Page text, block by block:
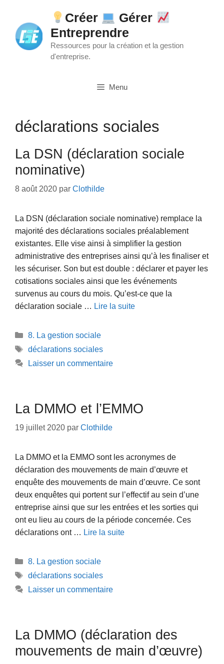
contenu
Créer
Gérer
Entreprendre
Ressources pour la création et la gestion
d'entreprise.
Menu
déclarations sociales
La DSN (déclaration sociale
nominative)
8 août 2020 par Clothilde
La DSN (déclaration sociale nominative) remplace la
majorité des déclarations sociales préalablement
existantes. Elle vise ainsi à simplifier la gestion
administrative des entreprises ainsi qu’à les finaliser et
les sécuriser. Son but est double : déclarer et payer les
cotisations sociales ainsi que les événements
survenus au cours du mois. Qu’est-ce que la
déclaration sociale … Lire la suite
Catégories
8. La gestion sociale
Étiquettes
déclarations sociales
Laisser un commentaire
La DMMO et l’EMMO
19 juillet 2020 par Clothilde
La DMMO et la EMMO sont les acronymes de
déclaration des mouvements de main d’œuvre et
enquête des mouvements de main d’œuvre. Ce sont
deux enquêtes qui portent sur l’effectif au sein d’une
entreprise ainsi que sur les entrées et les sorties qui
ont eu lieu au cours de la période concernée. Ces
déclarations ont … Lire la suite
Catégories
8. La gestion sociale
Étiquettes
déclarations sociales
Laisser un commentaire
La DMMO (déclaration des
mouvements de main d’œuvre)